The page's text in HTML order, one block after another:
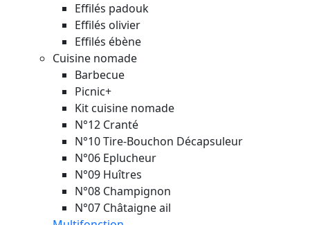
Effilés padouk
Effilés olivier
Effilés ébène
Cuisine nomade
Barbecue
Picnic+
Kit cuisine nomade
N°12 Cranté
N°10 Tire-Bouchon Décapsuleur
N°06 Eplucheur
N°09 Huîtres
N°08 Champignon
N°07 Châtaigne ail